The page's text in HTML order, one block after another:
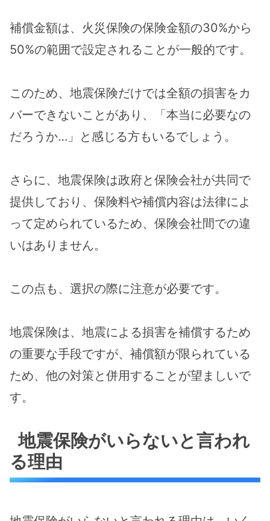
補償金額は、火災保険の保険金額の30%から
50%の範囲で設定されることが一般的です。
このため、地震保険だけでは全額の損害をカ
バーできないことがあり、「本当に必要なの
だろうか…」と感じる方もいるでしょう。
さらに、地震保険は政府と保険会社が共同で
提供しており、保険料や補償内容は法律によ
って定められているため、保険会社間での違
いはありません。
この点も、選択の際に注意が必要です。
地震保険は、地震による損害を補償するため
の重要な手段ですが、補償額が限られている
ため、他の対策と併用することが望ましいで
す。
地震保険がいらないと言われ
る理由